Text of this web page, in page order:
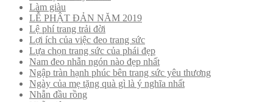
Làm giàu
LỄ PHẬT ĐẢN NĂM 2019
Lệ phí trang trải đời
Lợi ích của việc đeo trang sức
Lựa chọn trang sức của phái đẹp
Nam đeo nhẫn ngón nào đẹp nhất
Ngập tràn hạnh phúc bên trang sức yêu thương
Ngày của mẹ tặng quà gì là ý nghĩa nhất
Nhẫn đầu rồng